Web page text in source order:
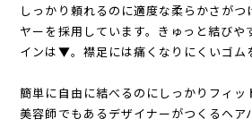
しっかり頼れるのに適度な柔らかさがつ
ヤーを採用しています。きゅっと結びや
インは▼。襟足には痛くなりにくいゴム
簡単に自由に結べるのにしっかりフィッ
美容師でもあるデザイナーがつくるヘア